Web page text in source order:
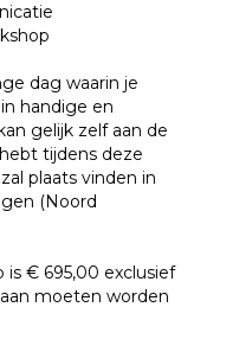
dag waarin je
handige en
gelijk zelf aan de
tijdens deze
plaats vinden in
(Noord
is € 695,00 exclusief
moeten worden